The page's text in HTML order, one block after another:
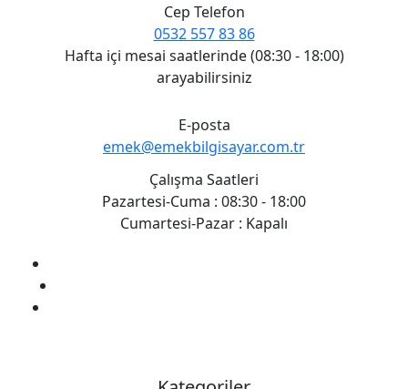
Cep Telefon
0532 557 83 86
Hafta içi mesai saatlerinde (08:30 - 18:00)
arayabilirsiniz
E-posta
emek@emekbilgisayar.com.tr
Çalışma Saatleri
Pazartesi-Cuma : 08:30 - 18:00
Cumartesi-Pazar : Kapalı